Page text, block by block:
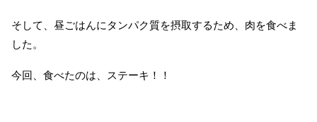
そして、昼ごはんにタンパク質を摂取するため、肉を食べま
した。
今回、食べたのは、ステーキ！！